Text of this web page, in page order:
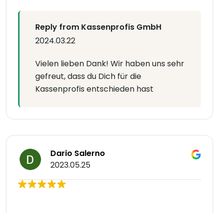
Reply from Kassenprofis GmbH
2024.03.22
Vielen lieben Dank! Wir haben uns sehr
gefreut, dass du Dich für die
Kassenprofis entschieden hast
Dario Salerno
2023.05.25